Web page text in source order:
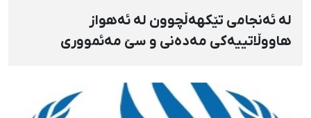
لە ئەنجامی تێكهەڵچوون لە ئەهواز
هاووڵاتییەكی مەدەنی و سێ‌ مەئمووری